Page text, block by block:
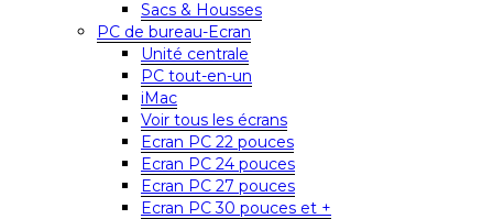
Sacs & Housses
PC de bureau-Ecran
Unité centrale
PC tout-en-un
iMac
Voir tous les écrans
Ecran PC 22 pouces
Ecran PC 24 pouces
Ecran PC 27 pouces
Ecran PC 30 pouces et +